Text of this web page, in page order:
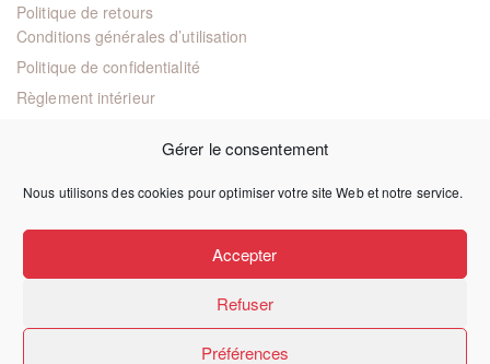
Gérer le consentement
Nous utilisons des cookies pour optimiser votre site Web et notre service.
Accepter
Refuser
Préférences
Politique de retours
Conditions générales d’utilisation
Politique de confidentialité
Règlement intérieur
© 2024 Éditions juridiques et techniques